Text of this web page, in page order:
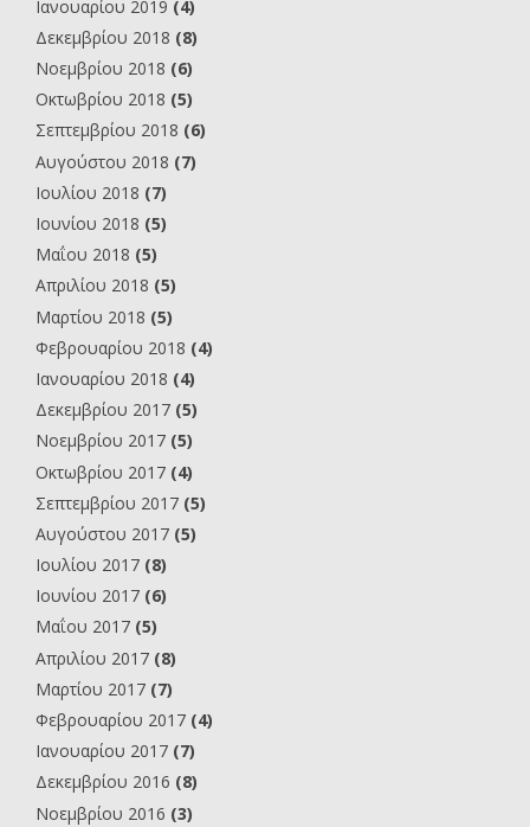
Ιανουαρίου 2019 (4)
Δεκεμβρίου 2018 (8)
Νοεμβρίου 2018 (6)
Οκτωβρίου 2018 (5)
Σεπτεμβρίου 2018 (6)
Αυγούστου 2018 (7)
Ιουλίου 2018 (7)
Ιουνίου 2018 (5)
Μαΐου 2018 (5)
Απριλίου 2018 (5)
Μαρτίου 2018 (5)
Φεβρουαρίου 2018 (4)
Ιανουαρίου 2018 (4)
Δεκεμβρίου 2017 (5)
Νοεμβρίου 2017 (5)
Οκτωβρίου 2017 (4)
Σεπτεμβρίου 2017 (5)
Αυγούστου 2017 (5)
Ιουλίου 2017 (8)
Ιουνίου 2017 (6)
Μαΐου 2017 (5)
Απριλίου 2017 (8)
Μαρτίου 2017 (7)
Φεβρουαρίου 2017 (4)
Ιανουαρίου 2017 (7)
Δεκεμβρίου 2016 (8)
Νοεμβρίου 2016 (3)